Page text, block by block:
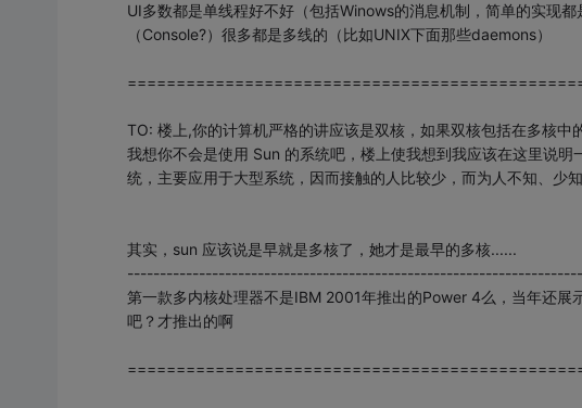
UI多数都是单线程好不好（包括Winows的消息机制，简单的实现
（Console?）很多都是多线的（比如UNIX下面那些daemons）
TO: 楼上,你的计算机严格的讲应该是双核，如果双核包括在多核中
我想你不会是使用 Sun 的系统吧，楼上使我想到我应该在这里说
统，主要应用于大型系统，因而接触的人比较少，而为人不知、少知
其实，sun 应该说是早就是多核了，她才是最早的多核......
第一款多内核处理器不是IBM 2001年推出的Power 4么，当年还
吧？才推出的啊